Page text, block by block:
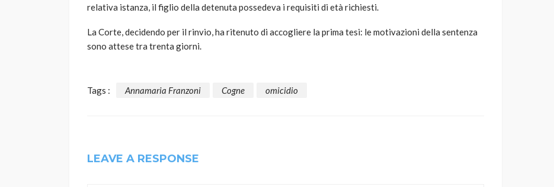
relativa istanza, il figlio della detenuta possedeva i requisiti di età richiesti.
La Corte, decidendo per il rinvio, ha ritenuto di accogliere la prima tesi: le motivazioni della sentenza
sono attese tra trenta giorni.
Tags : Annamaria Franzoni Cogne omicidio
LEAVE A RESPONSE